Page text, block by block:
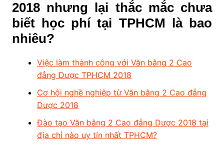
2018 nhưng lại thắc mắc chưa
biết học phí tại TPHCM là bao
nhiêu?
Việc làm thành công với Văn bằng 2 Cao
đẳng Dược TPHCM 2018
Cơ hội nghề nghiệp từ Văn bằng 2 Cao đẳng
Dược 2018
Đào tạo Văn bằng 2 Cao đẳng Dược 2018 tại
địa chỉ nào uy tín nhất TPHCM?